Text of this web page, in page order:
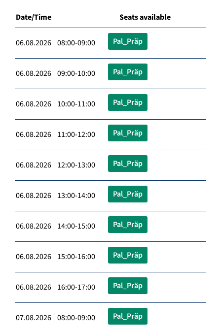
Date/Time Seats available
06.08.2026 08:00-09:00 Pal_Präp
06.08.2026 09:00-10:00 Pal_Präp
06.08.2026 10:00-11:00 Pal_Präp
06.08.2026 11:00-12:00 Pal_Präp
06.08.2026 12:00-13:00 Pal_Präp
06.08.2026 13:00-14:00 Pal_Präp
06.08.2026 14:00-15:00 Pal_Präp
06.08.2026 15:00-16:00 Pal_Präp
06.08.2026 16:00-17:00 Pal_Präp
07.08.2026 08:00-09:00 Pal_Präp